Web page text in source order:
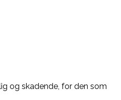
og skadende, for den som